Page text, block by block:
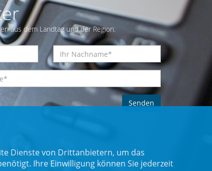
aus dem Landtag und der Region.
Dienste von Drittanbietern, um das
Ihre Einwilligung können Sie jederzeit